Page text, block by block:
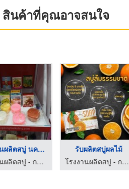
สินค้าที่คุณอาจสนใจ
โรงงานผลิตสบู่ นครปฐ ...
โรงงานผลิตสบู่ - การอง มาร์เก็ตติ้ง
รับผลิตสบู่ผลไม้
โรงงานผลิตสบู่ - การอง มาร์เก็ตติ้ง